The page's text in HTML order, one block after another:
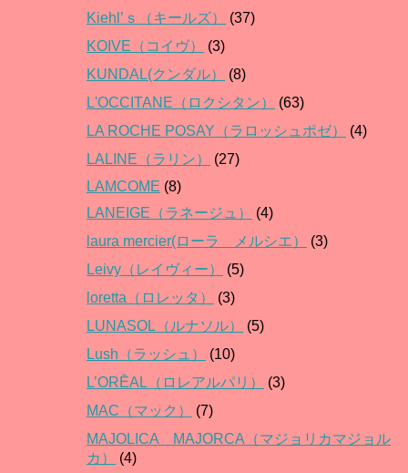
Kiehl’ｓ（キールズ）
(37)
KOIVE（コイヴ）
(3)
KUNDAL(クンダル）
(8)
L'OCCITANE（ロクシタン）
(63)
LA ROCHE POSAY（ラロッシュポゼ）
(4)
LALINE（ラリン）
(27)
LAMCOME (8)
LANEIGE（ラネージュ）
(4)
laura mercier(ローラ メルシエ）
(3)
Leivy（レイヴィー）
(5)
loretta（ロレッタ）
(3)
LUNASOL（ルナソル）
(5)
Lush（ラッシュ）
(10)
L’ORĒAL（ロレアルパリ）
(3)
MAC（マック）
(7)
MAJOLICA MAJORCA（マジョリカマジョル
カ）
(4)